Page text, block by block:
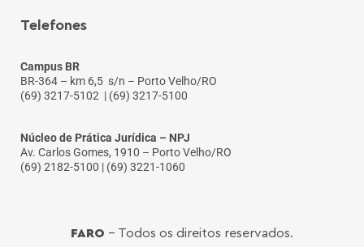
Telefones
Campus BR
BR-364 – km 6,5 s/n – Porto Velho/RO
(69) 3217-5102 | (69) 3217-5100
Núcleo de Prática Jurídica – NPJ
Av. Carlos Gomes, 1910 – Porto Velho/RO
(69) 2182-5100 | (69) 3221-1060
FARO - Todos os direitos reservados.